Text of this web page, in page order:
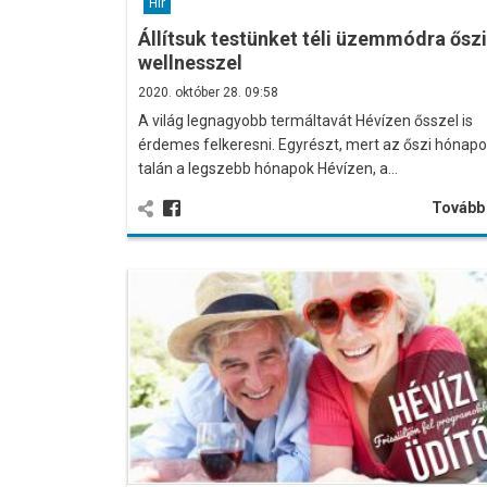
Hír
Állítsuk testünket téli üzemmódra őszi
wellnesszel
2020. október 28. 09:58
A világ legnagyobb termáltavát Hévízen ősszel is
érdemes felkeresni. Egyrészt, mert az őszi
talán a legszebb hónapok Hévízen, a…
Tovább